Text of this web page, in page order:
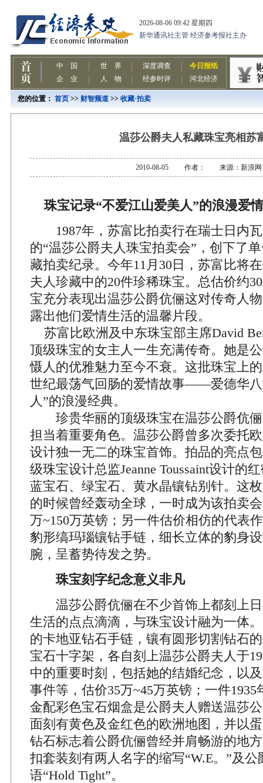
您的位置： 首页 >> 财智频道 >> 收藏·拍卖
温莎公爵夫人私藏珠宝亮相苏
2010-08-05 作者： 来源：新浪网
珠宝记录“不爱江山爱美人”的浪漫爱
1987年，苏富比拍卖行在瑞士日内瓦
的“温莎公爵夫人珠宝拍卖会”，创下了
藏拍卖纪录。今年11月30日，苏富比将
夫人珍藏中的20件珍稀珠宝。总估价约
宝充分表现出温莎公爵伉俪这对传奇人
露出他们爱情生活的温馨片段。
苏富比欧洲及中东珠宝部主席David
顶级珠宝的女主人一生充满传奇。她是
慑人的优雅魅力至今不衰。这批珠宝上
世纪最荡气回肠的爱情故事——爱德华八
人”的浪漫经典。
珍贵华丽的顶级珠宝在温莎公爵伉俪
担当着重要角色。温莎公爵曾多次委托
设计独一无二的珠宝首饰。拍品的亮点
级珠宝设计总监Jeanne Toussaint设计的
蓝宝石、绿宝石、黄水晶镶钻别针。这
的时候曾经轰动全球，一时成为该拍卖
万~150万英镑；另一件估价相仿的代表
豹形缟玛瑙镶钻手链，细长立体的豹身
腕，呈蓄势待发之势。
珠宝刻字纪念意义非凡
温莎公爵伉俪在不少首饰上都刻上日
生活的点点滴滴，与珠宝设计融为一体
的卡地亚钻石手链，镶有圆形切割钻石
宝石十字架，各自刻上温莎公爵夫人于
中的重要时刻，包括她的结婚纪念，以
事件等，估价35万~45万英镑；一件1935
金配彩色宝石烟盒是公爵夫人赠送温莎
面刻有黄色及金红色的欧洲地图，并以
钻石标志着公爵伉俪曾经并肩畅游的地
扣套装刻有两人名字的缩写“W.E。”及
语“Hold Tight”。